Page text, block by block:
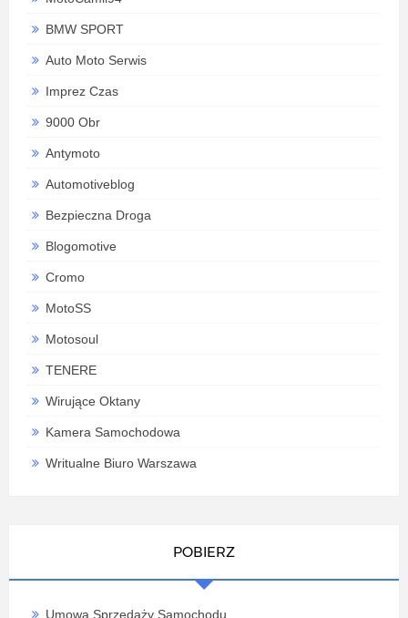
BMW SPORT
Auto Moto Serwis
Imprez Czas
9000 Obr
Antymoto
Automotiveblog
Bezpieczna Droga
Blogomotive
Cromo
MotoSS
Motosoul
TENERE
Wirujące Oktany
Kamera Samochodowa
Writualne Biuro Warszawa
POBIERZ
Umowa Sprzedaży Samochodu